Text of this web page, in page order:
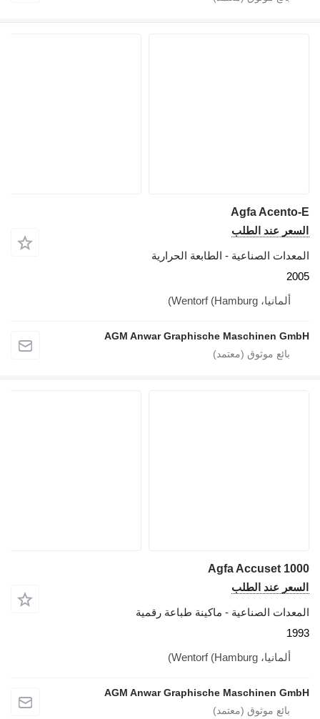
Agfa Acento-E
السعر عند الطلب
المعدات الصناعية - الطابعة الحرارية
2005
ألمانيا، Wentorf (Hamburg)
AGM Anwar Graphische Maschinen GmbH
Agfa Accuset 1000
السعر عند الطلب
المعدات الصناعية - ماكينة طباعة رقمية
1993
ألمانيا، Wentorf (Hamburg)
AGM Anwar Graphische Maschinen GmbH